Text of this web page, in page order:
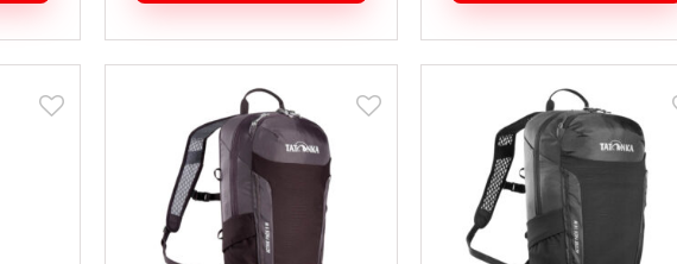
למוצר
סוגים.
לבחור
האפשרויות
למוצר
זה
יש
מספר
סוגים.
ניתן
לבחור
האפשרויות
זה
יש
מספר